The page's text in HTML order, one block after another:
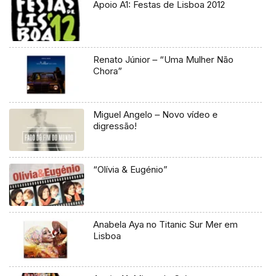
Apoio A1: Festas de Lisboa 2012
Renato Júnior – “Uma Mulher Não
Chora”
Miguel Angelo – Novo vídeo e
digressão!
“Olívia & Eugénio”
Anabela Aya no Titanic Sur Mer em
Lisboa